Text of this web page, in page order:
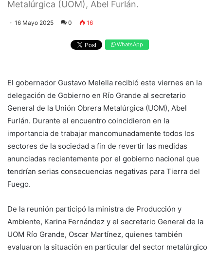
Metalúrgica (UOM), Abel Furlán.
16 Mayo 2025 0 16
WhatsApp
El gobernador Gustavo Melella recibió este viernes en la
delegación de Gobierno en Río Grande al secretario
General de la Unión Obrera Metalúrgica (UOM), Abel
Furlán. Durante el encuentro coincidieron en la
importancia de trabajar mancomunadamente todos los
sectores de la sociedad a fin de revertir las medidas
anunciadas recientemente por el gobierno nacional que
tendrían serias consecuencias negativas para Tierra del
Fuego.
De la reunión participó la ministra de Producción y
Ambiente, Karina Fernández y el secretario General de la
UOM Río Grande, Oscar Martínez, quienes también
evaluaron la situación en particular del sector metalúrgico